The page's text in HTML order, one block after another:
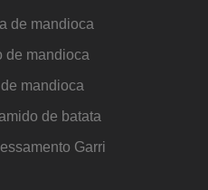
de mandioca
de mandioca
mandioca
de batata
Garri